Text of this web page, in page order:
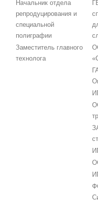
Начальник отдела
репродуцирования и
специальной
полиграфии
Заместитель главного
технолога